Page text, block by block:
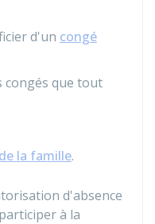
d'un congé
congés que tout
la famille.
d'absence
à la